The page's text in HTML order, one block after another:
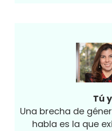
Tú
Una brecha de
habla es la que